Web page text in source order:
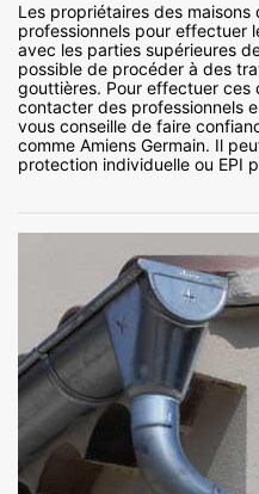
Les propriétaires des
professionnels pour effectuer
avec les parties supérieures
possible de procéder à des
gouttières. Pour effectuer ces
contacter des professionnels
vous conseille de faire
comme Amiens Germain. Il
protection individuelle ou EPI